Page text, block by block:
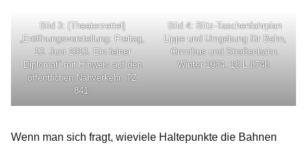
Bild 3: [Theaterzettel]
„Eröffnungsvorstellung: Freitag,
13. Juni 1913. Ein feiner
Diplomat“ mit Hinweis auf den
öffentlichen Nahverkehr. TZ
841.
Bild 4: Blitz-Taschenfahrplan
Lippe und Umgebung für Bahn,
Omnibus und Straßenbahn.
Winter 1934. 18 L 8748.
Wenn man sich fragt, wieviele Haltepunkte die Bahnen